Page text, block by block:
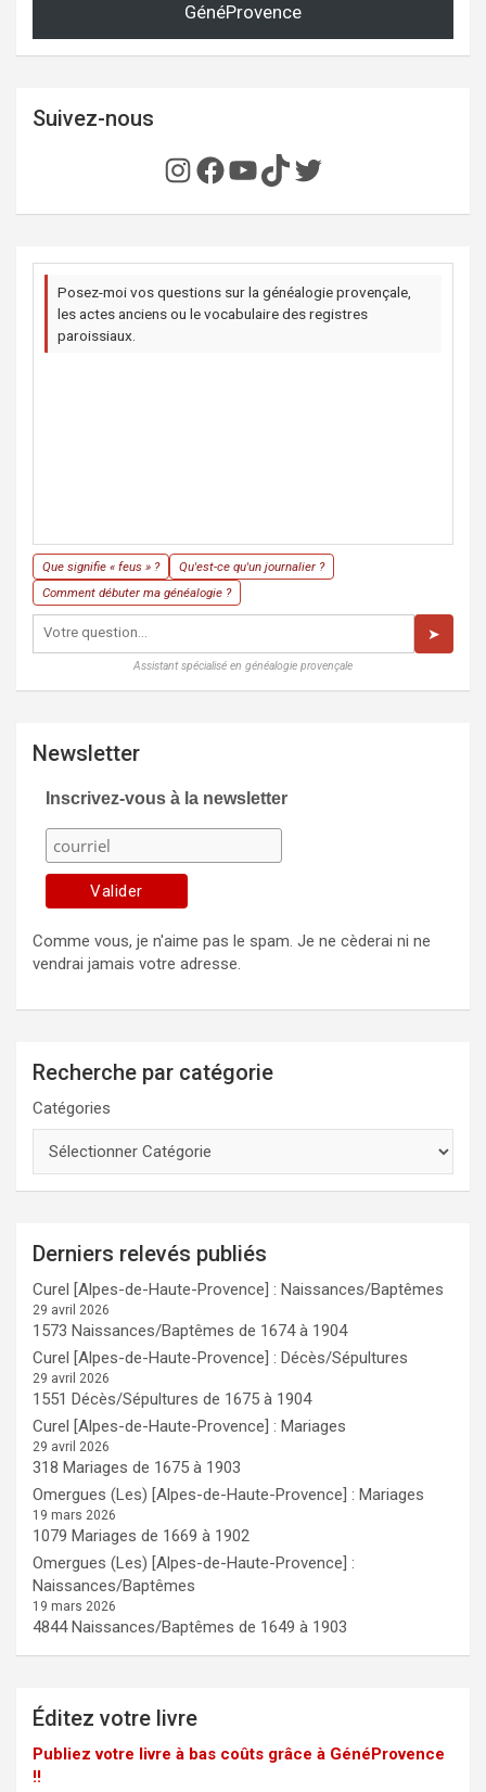
GénéProvence
Suivez-nous
Instagram
Facebook
YouTube
TikTok
Twitter
Posez-moi vos questions sur la généalogie provençale,
les actes anciens ou le vocabulaire des registres
paroissiaux.
Que signifie « feus » ?
Qu'est-ce qu'un journalier ?
Comment débuter ma généalogie ?
➤
Assistant spécialisé en généalogie provençale
Newsletter
Inscrivez-vous à la newsletter
Comme vous, je n'aime pas le spam. Je ne cèderai ni ne
vendrai jamais votre adresse.
Recherche par catégorie
Catégories
Derniers relevés publiés
Curel [Alpes-de-Haute-Provence] : Naissances/Baptêmes
29 avril 2026
1573 Naissances/Baptêmes de 1674 à 1904
Curel [Alpes-de-Haute-Provence] : Décès/Sépultures
29 avril 2026
1551 Décès/Sépultures de 1675 à 1904
Curel [Alpes-de-Haute-Provence] : Mariages
29 avril 2026
318 Mariages de 1675 à 1903
Omergues (Les) [Alpes-de-Haute-Provence] : Mariages
19 mars 2026
1079 Mariages de 1669 à 1902
Omergues (Les) [Alpes-de-Haute-Provence] :
Naissances/Baptêmes
19 mars 2026
4844 Naissances/Baptêmes de 1649 à 1903
Éditez votre livre
Publiez votre livre à bas coûts grâce à GénéProvence
!!